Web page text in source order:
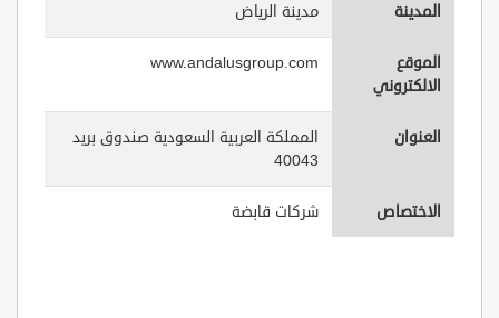
المدينة مدينة الرياض
الموقع
الالكتروني
www.andalusgroup.com
العنوان
المملكة العربية السعودية صندوق بريد
40043
الاختصاص شركات قابضة